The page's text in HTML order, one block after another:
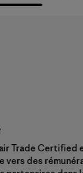
Trade Certified
vers des